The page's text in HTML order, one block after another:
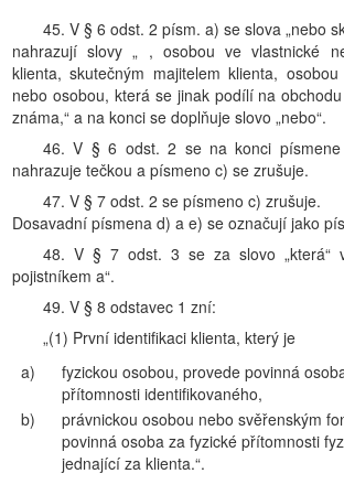
45. V § 6 odst. 2 písm. a) se slova „nebo
nahrazují slovy „ , osobou ve vlastnické
klienta, skutečným majitelem klienta,
nebo osobou, která se jinak podílí na
známa,“ a na konci se doplňuje slovo „nebo“.
46. V § 6 odst. 2 se na konci
nahrazuje tečkou a písmeno c) se zrušuje.
47. V § 7 odst. 2 se písmeno c) zrušuje.
Dosavadní písmena d) a e) se označují jako
48. V § 7 odst. 3 se za slovo „která“
pojistníkem a“.
49. V § 8 odstavec 1 zní:
„(1) První identifikaci klienta, který je
a)
fyzickou osobou, provede povinná
přítomnosti identifikovaného,
b)
právnickou osobou nebo svěřenským
povinná osoba za fyzické přítomnosti
jednající za klienta.“.